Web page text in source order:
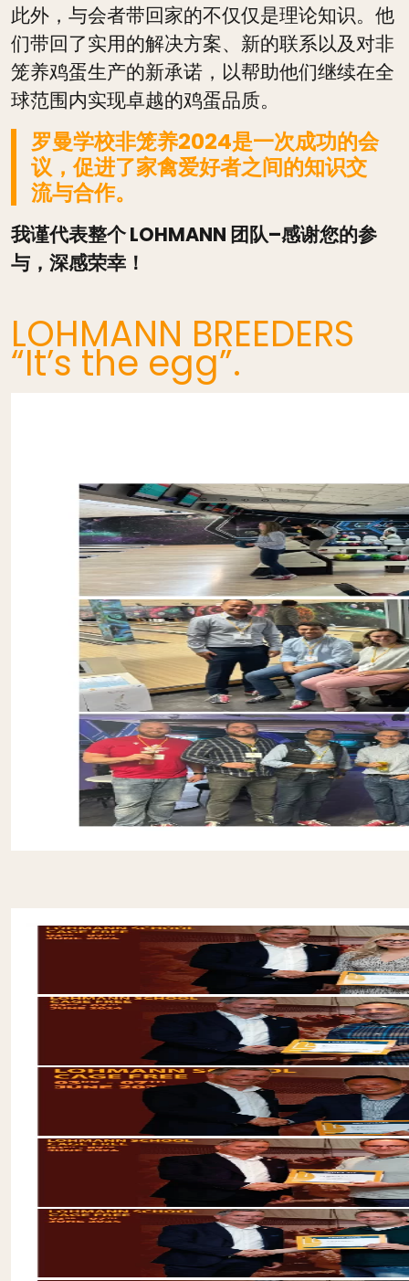
此外，与会者带回家的不仅仅是理论知识。他
们带回了实用的解决方案、新的联系以及对非
笼养鸡蛋生产的新承诺，以帮助他们继续在全
球范围内实现卓越的鸡蛋品质。
罗曼学校非笼养2024是一次成功的会
议，促进了家禽爱好者之间的知识交
流与合作。
我谨代表整个 LOHMANN 团队–感谢您的参
与，深感荣幸！
LOHMANN BREEDERS
“It’s the egg”.